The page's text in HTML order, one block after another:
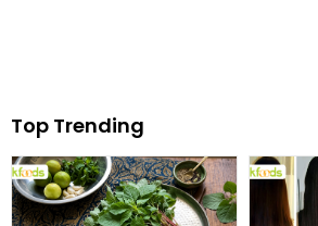
Top Trending